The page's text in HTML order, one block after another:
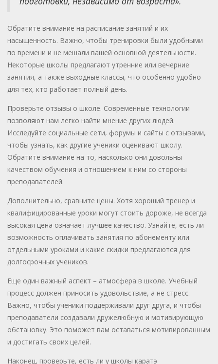
Обратите внимание на расписание занятий и их
насыщенность. Важно, чтобы тренировки были удобными
по времени и не мешали вашей основной деятельности.
Некоторые школы предлагают утренние или вечерние
занятия, а также выходные классы, что особенно удобно
для тех, кто работает полный день.
Проверьте отзывы о школе. Современные технологии
позволяют нам легко найти мнение других людей.
Исследуйте социальные сети, форумы и сайты с отзывами,
чтобы узнать, как другие ученики оценивают школу.
Обратите внимание на то, насколько они довольны
качеством обучения и отношением к ним со стороны
преподавателей.
Дополнительно, сравните цены. Хотя хороший тренер и
квалифицированные уроки могут стоить дороже, не всегда
высокая цена означает лучшее качество. Узнайте, есть ли
возможность оплачивать занятия по абонементу или
отдельными уроками и какие скидки предлагаются для
долгосрочных учеников.
Еще один важный аспект – атмосфера в школе. Учебный
процесс должен приносить удовольствие, а не стресс.
Важно, чтобы ученики поддерживали друг друга, и чтобы
преподаватели создавали дружелюбную и мотивирующую
обстановку. Это поможет вам оставаться мотивированным
и достигать своих целей.
Наконец, проверьте, есть ли у школы каратэ